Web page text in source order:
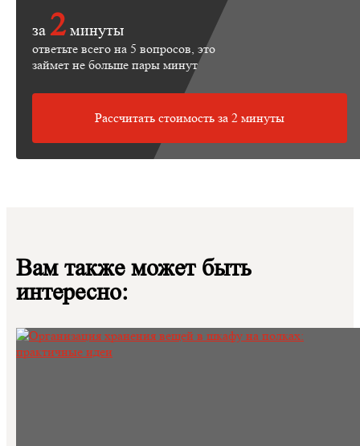
за 2минуты
ответьте всего на 5 вопросов, это
займет не больше пары минут
Рассчитать стоимость за 2 минуты
Вам также может быть
интересно: